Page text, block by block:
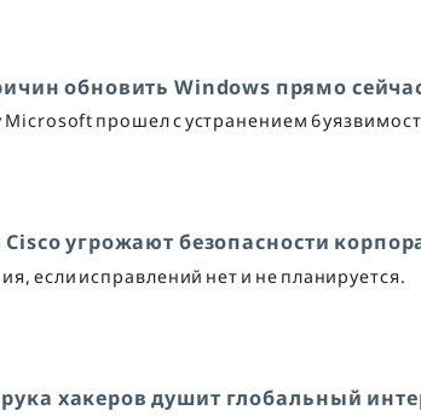
обновить Windows прямо
прошел с устранением 6
угрожают безопасности
если исправлений нет и не планируется.
хакеров душит глобальный